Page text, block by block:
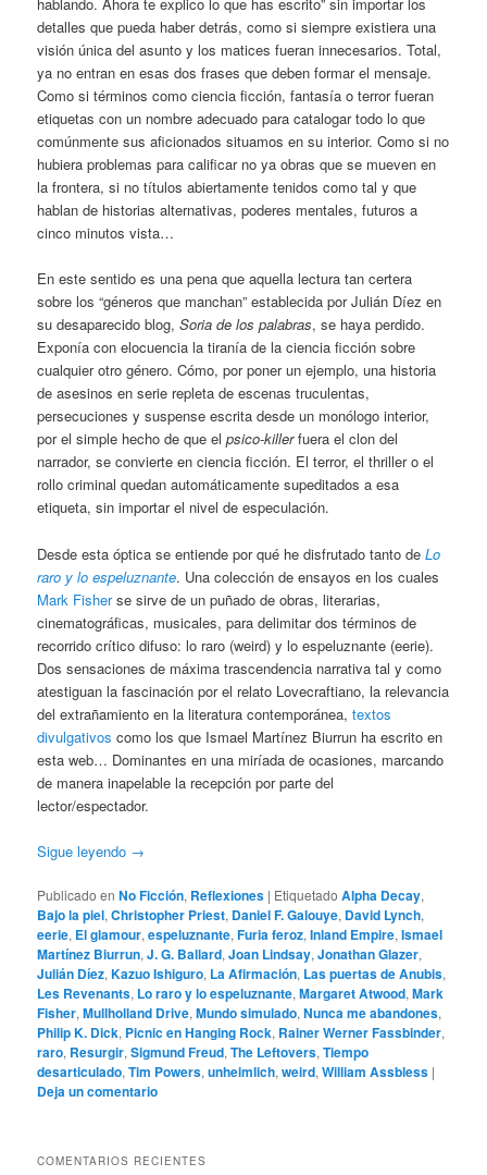
detalles que pueda haber detrás, como si siempre existiera una
visión única del asunto y los matices fueran innecesarios. Total,
ya no entran en esas dos frases que deben formar el mensaje.
Como si términos como ciencia ficción, fantasía o terror fueran
etiquetas con un nombre adecuado para catalogar todo lo que
comúnmente sus aficionados situamos en su interior. Como si no
hubiera problemas para calificar no ya obras que se mueven en
la frontera, si no títulos abiertamente tenidos como tal y que
hablan de historias alternativas, poderes mentales, futuros a
cinco minutos vista…
En este sentido es una pena que aquella lectura tan certera
sobre los “géneros que manchan” establecida por Julián Díez en
su desaparecido blog,Soria de los palabras, se haya perdido.
Exponía con elocuencia la tiranía de la ciencia ficción sobre
cualquier otro género. Cómo, por poner un ejemplo, una historia
de asesinos en serie repleta de escenas truculentas,
persecuciones y suspense escrita desde un monólogo interior,
por el simple hecho de que elpsico-killerfuera el clon del
narrador, se convierte en ciencia ficción. El terror, el thriller o el
rollo criminal quedan automáticamente supeditados a esa
etiqueta, sin importar el nivel de especulación.
Desde esta óptica se entiende por qué he disfrutado tanto deLo
raro y lo espeluznante. Una colección de ensayos en los cuales
Mark Fisherse sirve de un puñado de obras, literarias,
cinematográficas, musicales, para delimitar dos términos de
recorrido crítico difuso: lo raro (weird) y lo espeluznante (eerie).
Dos sensaciones de máxima trascendencia narrativa tal y como
atestiguan la fascinación por el relato Lovecraftiano, la relevancia
del extrañamiento en la literatura contemporánea,textos
divulgativos como los que Ismael Martínez Biurrun ha escrito en
esta web… Dominantes en una miríada de ocasiones, marcando
de manera inapelable la recepción por parte del
lector/espectador.
Sigue leyendo →
Publicado en No Ficción, Reflexiones | Etiquetado Alpha Decay,
Bajo la piel,Christopher Priest, Daniel F. Galouye, David Lynch,
eerie, El glamour,espeluznante,Furia feroz,Inland Empire,Ismael
Martínez Biurrun,J. G. Ballard,Joan Lindsay,Jonathan Glazer,
Julián Díez,Kazuo Ishiguro, La Afirmación, Las puertas de Anubis,
Les Revenants, Lo raro y lo espeluznante,Margaret Atwood,Mark
Fisher,Mullholland Drive,Mundo simulado,Nunca me abandones,
Philip K. Dick, Picnic en Hanging Rock, Rainer Werner Fassbinder,
raro, Resurgir,Sigmund Freud,The Leftovers,Tiempo
desarticulado,Tim Powers,unheimlich,weird,William Assbless |
Deja un comentario
COMENTARIOS RECIENTES